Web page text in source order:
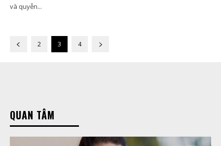
và quyễn...
2 3 4
QUAN TÂM